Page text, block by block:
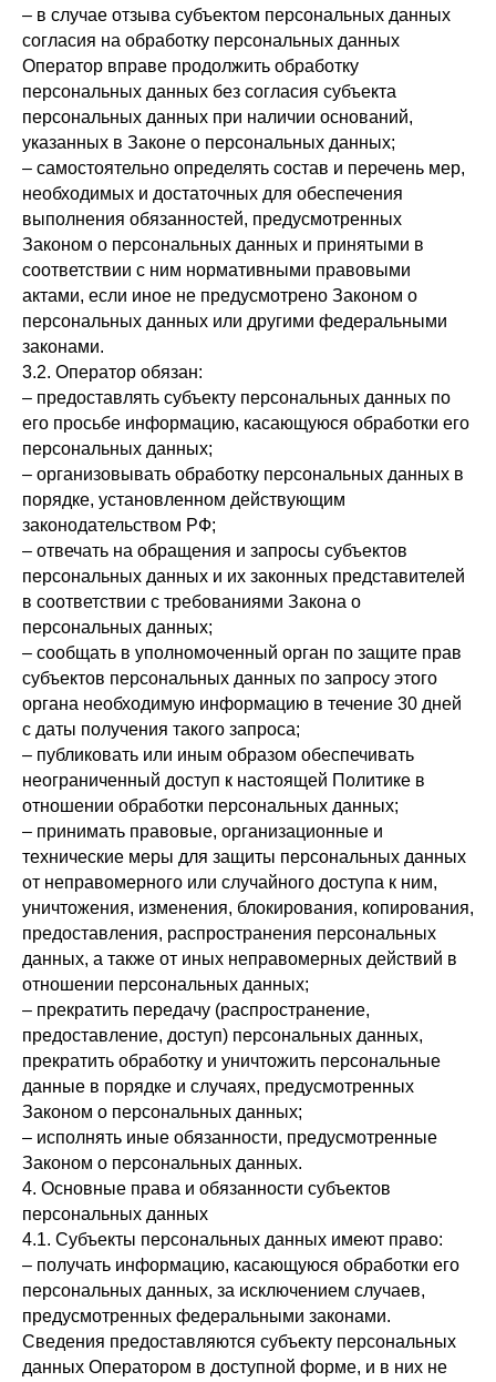
– в случае отзыва субъектом персональных данных
согласия на обработку персональных данных
Оператор вправе продолжить обработку
персональных данных без согласия субъекта
персональных данных при наличии оснований,
указанных в Законе о персональных данных;
– самостоятельно определять состав и перечень мер,
необходимых и достаточных для обеспечения
выполнения обязанностей, предусмотренных
Законом о персональных данных и принятыми в
соответствии с ним нормативными правовыми
актами, если иное не предусмотрено Законом о
персональных данных или другими федеральными
законами.
3.2. Оператор обязан:
– предоставлять субъекту персональных данных по
его просьбе информацию, касающуюся обработки его
персональных данных;
– организовывать обработку персональных данных в
порядке, установленном действующим
законодательством РФ;
– отвечать на обращения и запросы субъектов
персональных данных и их законных представителей
в соответствии с требованиями Закона о
персональных данных;
– сообщать в уполномоченный орган по защите прав
субъектов персональных данных по запросу этого
органа необходимую информацию в течение 30 дней
с даты получения такого запроса;
– публиковать или иным образом обеспечивать
неограниченный доступ к настоящей Политике в
отношении обработки персональных данных;
– принимать правовые, организационные и
технические меры для защиты персональных данных
от неправомерного или случайного доступа к ним,
уничтожения, изменения, блокирования, копирования,
предоставления, распространения персональных
данных, а также от иных неправомерных действий в
отношении персональных данных;
– прекратить передачу (распространение,
предоставление, доступ) персональных данных,
прекратить обработку и уничтожить персональные
данные в порядке и случаях, предусмотренных
Законом о персональных данных;
– исполнять иные обязанности, предусмотренные
Законом о персональных данных.
4. Основные права и обязанности субъектов
персональных данных
4.1. Субъекты персональных данных имеют право:
– получать информацию, касающуюся обработки его
персональных данных, за исключением случаев,
предусмотренных федеральными законами.
Сведения предоставляются субъекту персональных
данных Оператором в доступной форме, и в них не